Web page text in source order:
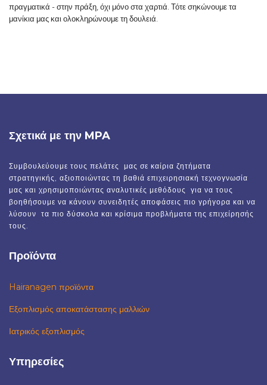
πραγματικά - στην πράξη, όχι μόνο στα χαρτιά. Τότε σηκώνουμε τα
μανίκια μας και ολοκληρώνουμε τη δουλειά.
Σχετικά με την MPA
Συμβουλεύουμε τους πελάτες μας σε καίρια ζητήματα
στρατηγικής, αξιοποιώντας τη βαθιά επιχειρησιακή τεχνογνωσία
μας και χρησιμοποιώντας αναλυτικές μεθόδους για να τους
βοηθήσουμε να κάνουν συνειδητές αποφάσεις πιο γρήγορα και να
λύσουν τα πιο δύσκολα και κρίσιμα προβλήματα της επιχείρησής
τους.
Προϊόντα
Hairanagen προϊόντα
Εξοπλισμός αποκατάστασης μαλλιών
Ιατρικός εξοπλισμός
Υπηρεσίες